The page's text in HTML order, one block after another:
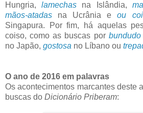
Hungria,lamechas na Islândia,
mãos-atadas na Ucrânia eou
Singapura. Por fim, há aquelas
coiso, como as buscas por bundudo
no Japão, gostosa no Líbano ou
O ano de 2016 em palavras
Os acontecimentos marcantes deste
buscas do Dicionário Priberam: